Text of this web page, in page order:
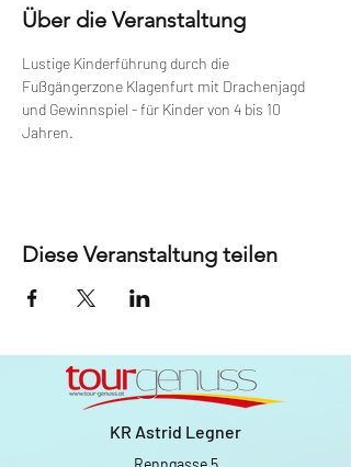
Über die Veranstaltung
Lustige Kinderführung durch die
Fußgängerzone Klagenfurt mit Drachenjagd
und Gewinnspiel - für Kinder von 4 bis 10
Jahren.
Diese Veranstaltung teilen
KR Astrid Legner